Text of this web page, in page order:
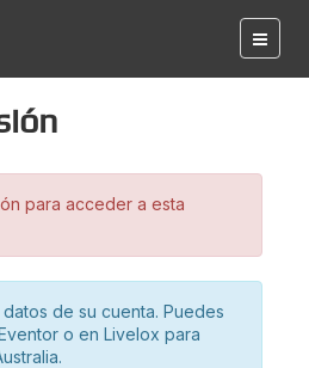
para acceder a esta
de su cuenta. Puedes
o en Livelox para